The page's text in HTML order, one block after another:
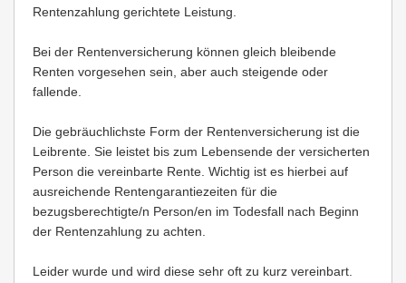
Rentenzahlung gerichtete Leistung.
Bei der Rentenversicherung können gleich bleibende
Renten vorgesehen sein, aber auch steigende oder
fallende.
Die gebräuchlichste Form der Rentenversicherung ist die
Leibrente. Sie leistet bis zum Lebensende der versicherten
Person die vereinbarte Rente. Wichtig ist es hierbei auf
ausreichende Rentengarantiezeiten für die
bezugsberechtigte/n Person/en im Todesfall nach Beginn
der Rentenzahlung zu achten.
Leider wurde und wird diese sehr oft zu kurz vereinbart.